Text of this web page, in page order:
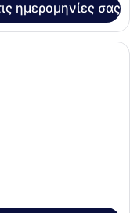
ημερομηνίες σας
με ένα